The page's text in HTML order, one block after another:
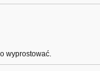
wyprostować.